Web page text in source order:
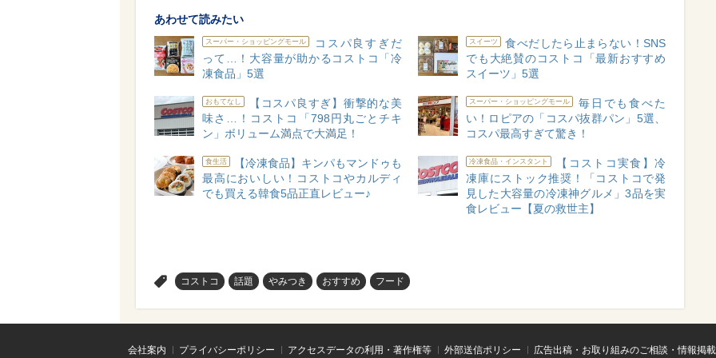
あわせて読みたい
スーパー・ショッピングモール
コスパ良すぎだ
って…！大容量が助かるコストコ「冷
凍食品」5選
スイーツ
食べだしたら止まらない！SNS
でも大絶賛のコストコ「最新おすすめ
スイーツ」5選
おもてなし
【コスパ良すぎ】衝撃的な美
味さ…！コストコ「798円丸ごとチキ
ン」ボリューム満点で大満足！
スーパー・ショッピングモール
毎日でも食べた
い！ロピアの「コスパ抜群パン」5選、
コスパ最高すぎて驚き！
食生活
【冷凍食品】キンパもマンドゥも
最高においしい！コストコやカルディ
でも買える韓食5品正直レビュー♪
冷凍食品・インスタント
【コストコ実食】冷
凍庫にストック推奨！「コストコで発
見した大容量の冷凍神グルメ」3品を実
食レビュー【夏の救世主】
コストコ 話題 やみつき おすすめ フード
会社案内 プライバシーポリシー アクセスデータの利用・著作権等 外部送信ポリシー 広告出稿・お取り組みのご相談・情報掲